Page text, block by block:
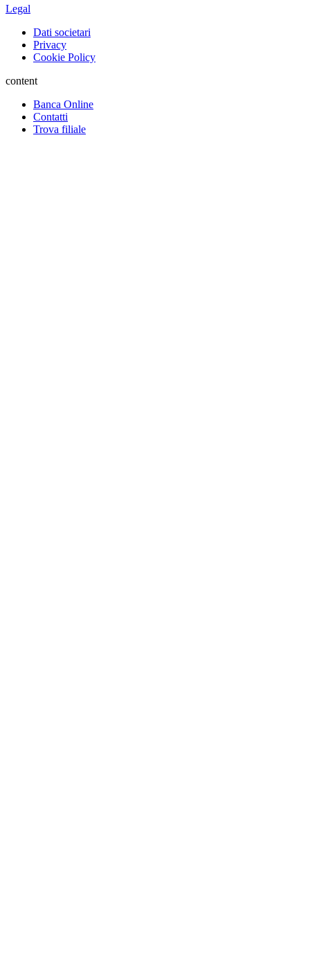
Legal
Dati societari
Privacy
Cookie Policy
content
Banca Online
Contatti
Trova filiale